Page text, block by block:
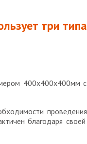
три
400х400х400мм
благодаря